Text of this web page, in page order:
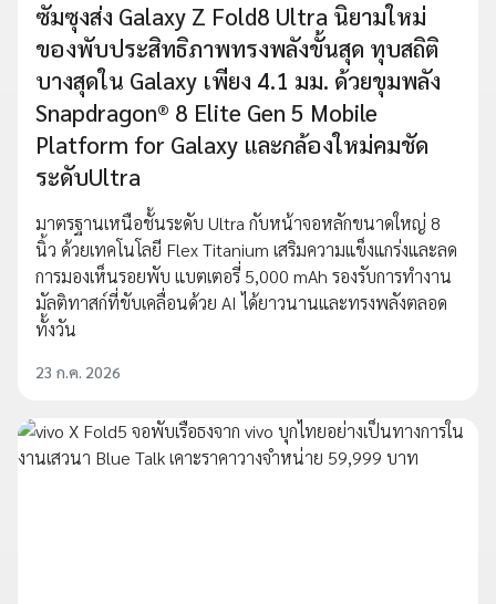
ซัมซุงส่ง Galaxy Z Fold8 Ultra นิยามใหม่
ของพับประสิทธิภาพทรงพลังขั้นสุด ทุบสถิติ
บางสุดใน Galaxy เพียง 4.1 มม. ด้วยขุมพลัง
Snapdragon® 8 Elite Gen 5 Mobile
Platform for Galaxy และกล้องใหม่คมชัด
ระดับUltra
มาตรฐานเหนือชั้นระดับ Ultra กับหน้าจอหลักขนาดใหญ่ 8
นิ้ว ด้วยเทคโนโลยี Flex Titanium เสริมความแข็งแกร่งและลด
การมองเห็นรอยพับ แบตเตอรี่ 5,000 mAh รองรับการทำงาน
มัลติทาสก์ที่ขับเคลื่อนด้วย AI ได้ยาวนานและทรงพลังตลอด
ทั้งวัน
23 ก.ค. 2026